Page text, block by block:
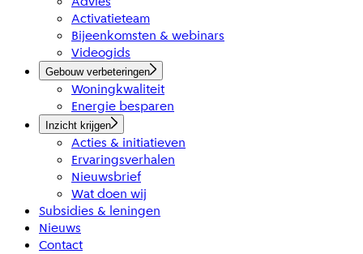
Activatieteam
Bijeenkomsten & webinars
Videogids
Gebouw verbeteringen
Woningkwaliteit
Energie besparen
Inzicht krijgen
Acties & initiatieven
Ervaringsverhalen
Nieuwsbrief
Wat doen wij
Subsidies & leningen
Nieuws
Contact